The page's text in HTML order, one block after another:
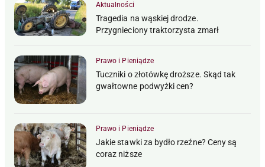
Aktualności
Tragedia na wąskiej drodze.
Przygnieciony traktorzysta zmarł
Prawo i Pieniądze
Tuczniki o złotówkę droższe. Skąd tak
gwałtowne podwyżki cen?
Prawo i Pieniądze
Jakie stawki za bydło rzeźne? Ceny są
coraz niższe